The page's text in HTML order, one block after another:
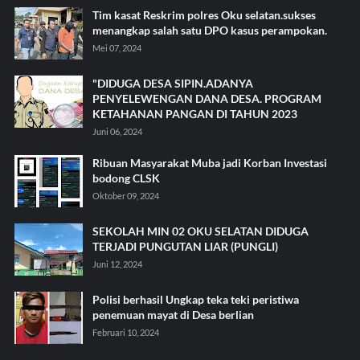
Tim kasat Reskrim polres Oku selatan.sukses
menangkap salah satu DPO kasus perampokan.
Mei 07, 2024
"DIDUGA DESA SIPIN.ADANYA
PENYELEWENGAN DANA DESA. PROGRAM
KETAHANAN PANGAN DI TAHUN 2023
Juni 06, 2024
Ribuan Masyarakat Muba jadi Korban Investasi
bodong CLSK
Oktober 09, 2024
SEKOLAH MIN 02 OKU SELATAN DIDUGA
TERJADI PUNGUTAN LIAR (PUNGLI)
Juni 12, 2024
Polisi berhasil Ungkap teka teki peristiwa
penemuan mayat di Desa berlian
Februari 10, 2024